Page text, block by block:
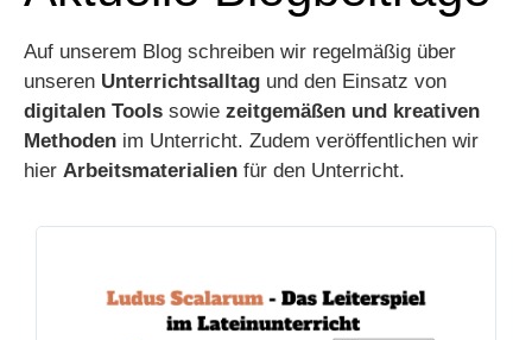
Auf unserem Blog schreiben wir regelmäßig über
unseren Unterrichtsalltag und den Einsatz von
digitalen Tools sowie zeitgemäßen und kreativen
Methoden im Unterricht. Zudem veröffentlichen wir
hier Arbeitsmaterialien für den Unterricht.